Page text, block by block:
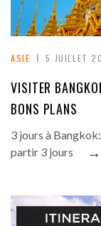
ASIE 5 JUILLET
VISITER
BONS PLANS
3 jours à
partir 3 jours
→